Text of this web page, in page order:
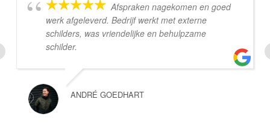
Afspraken nagekomen en goed
werk afgeleverd. Bedrijf werkt met externe
schilders, was vriendelijke en behulpzame
schilder.
ANDRÉ GOEDHART